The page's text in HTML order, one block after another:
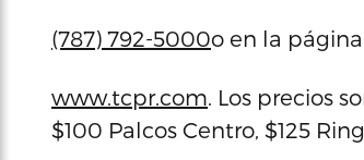
(787) 792-5000o en la
www.tcpr.com. Los precios
$100 Palcos Centro, $125